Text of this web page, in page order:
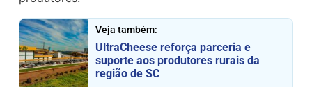
Veja também:
UltraCheese reforça parceria e
suporte aos produtores rurais da
região de SC